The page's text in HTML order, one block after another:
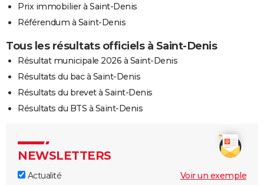
Prix immobilier à Saint-Denis
Référendum à Saint-Denis
Tous les résultats officiels à Saint-Denis
Résultat municipale 2026 à Saint-Denis
Résultats du bac à Saint-Denis
Résultats du brevet à Saint-Denis
Résultats du BTS à Saint-Denis
NEWSLETTERS
Actualité
Voir un exemple